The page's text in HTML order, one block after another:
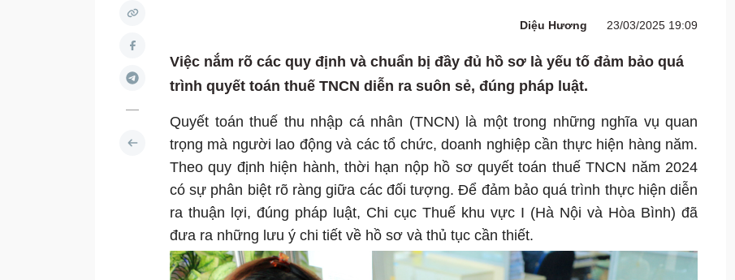
Diệu Hương 23/03/2025 19:09
Việc nắm rõ các quy định và chuẩn bị đầy đủ hồ sơ là yếu tố đảm bảo quá
trình quyết toán thuế TNCN diễn ra suôn sẻ, đúng pháp luật.
Quyết toán thuế thu nhập cá nhân (TNCN) là một trong những nghĩa vụ quan
trọng mà người lao động và các tổ chức, doanh nghiệp cần thực hiện hàng năm.
Theo quy định hiện hành, thời hạn nộp hồ sơ quyết toán thuế TNCN năm 2024
có sự phân biệt rõ ràng giữa các đối tượng. Để đảm bảo quá trình thực hiện diễn
ra thuận lợi, đúng pháp luật, Chi cục Thuế khu vực I (Hà Nội và Hòa Bình) đã
đưa ra những lưu ý chi tiết về hồ sơ và thủ tục cần thiết.